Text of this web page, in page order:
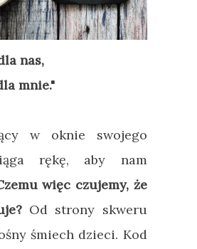
nas,
mnie."
w oknie swojego
rękę, aby nam
więc czujemy, że
Od strony skweru
śmiech dzieci. Kod